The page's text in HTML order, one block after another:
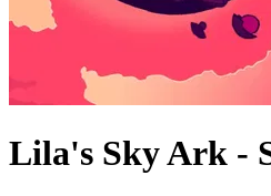
Lila's Sky Ark -